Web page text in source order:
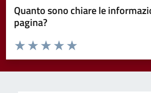
Quanto sono chiare le
pagina?
Valuta da 1 a 5 stelle la pagina
Valuta 5 stelle su 5
Valuta 4 stelle su 5
Valuta 3 stelle su 5
Valuta 2 stelle su 5
Valuta 1 stelle su 5